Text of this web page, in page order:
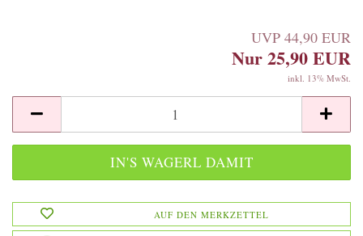
UVP 44,90 EUR
Nur 25,90 EUR
inkl. 13% MwSt.
AUF DEN MERKZETTEL